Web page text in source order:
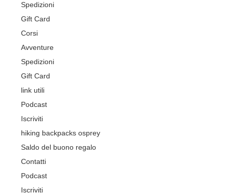
Spedizioni
Gift Card
Corsi
Avventure
Spedizioni
Gift Card
link utili
Podcast
Iscriviti
hiking backpacks osprey
Saldo del buono regalo
Contatti
Podcast
Iscriviti